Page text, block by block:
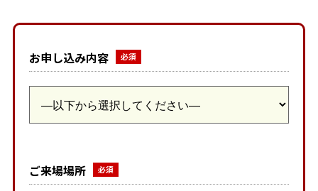
お申し込み内容
ご来場場所